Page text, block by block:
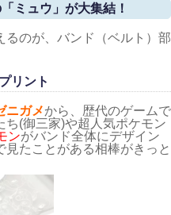
ミュウ」が大集結！
るのが、バンド（ベルト）部
リント
ニガメから、歴代のゲームで
(御三家)や超人気ポケモン
ンがバンド全体にデザイン
たことがある相棒がきっと